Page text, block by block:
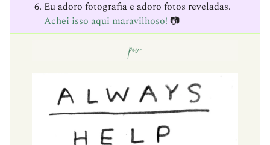
Eu adoro fotografia e adoro fotos reveladas.
Achei isso aqui maravilhoso!📷